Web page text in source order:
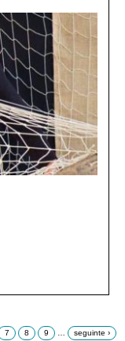
7 8 9 …
seguinte ›